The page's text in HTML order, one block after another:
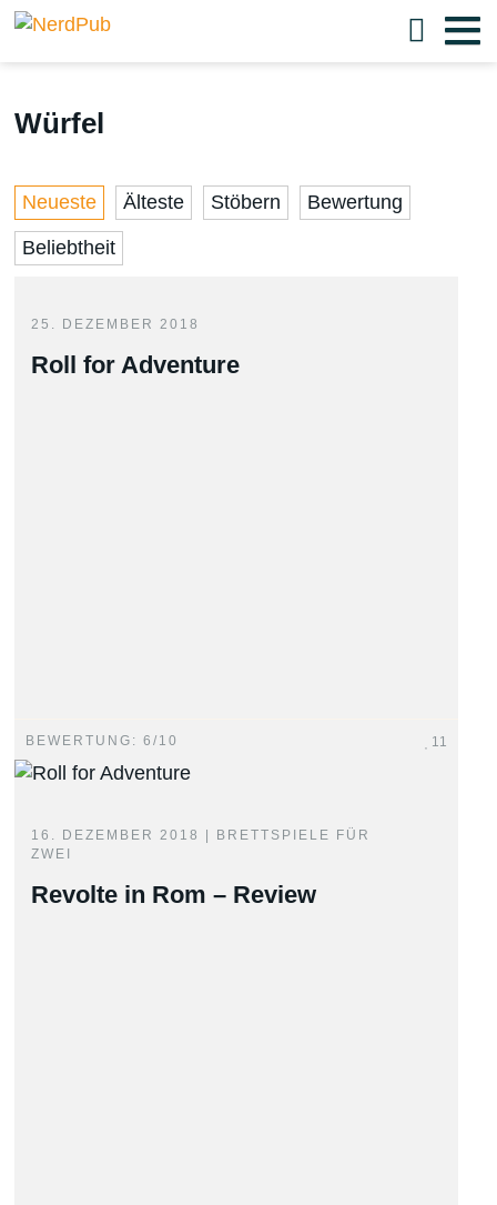
Würfel
Neueste Älteste Stöbern Bewertung
Beliebtheit
25. DEZEMBER 2018
Roll for Adventure
BEWERTUNG: 6/10 11
16. DEZEMBER 2018 |
BRETTSPIELE FÜR
ZWEI
Revolte in Rom – Review